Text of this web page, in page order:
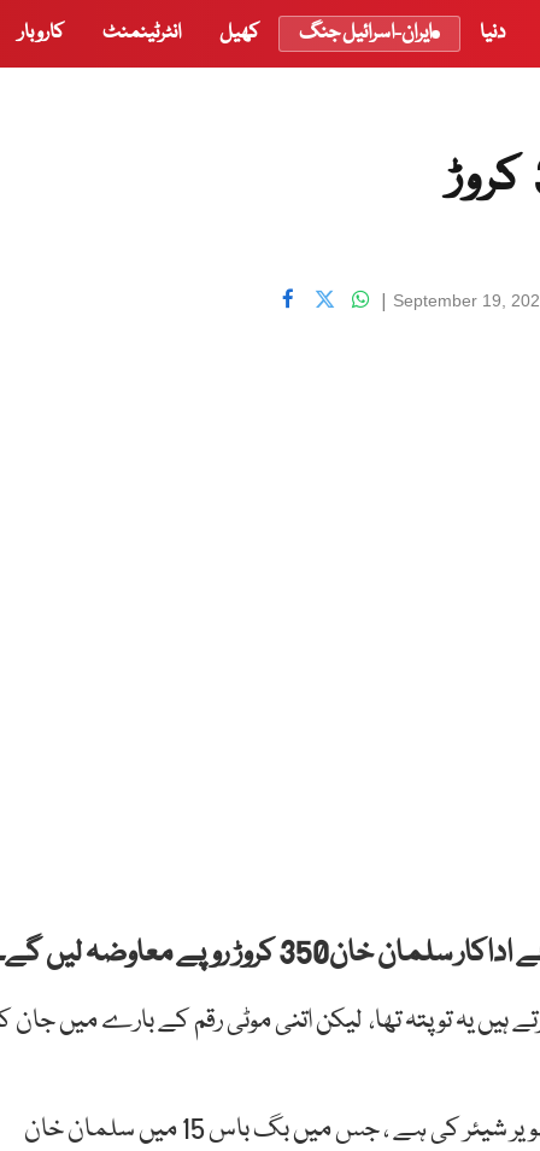
دنیا ایران-اسرائیل جنگ کھیل انٹرٹینمنٹ کاروبار
September 19,
|
یہ تو پتہ تھا، لیکن اتنی موٹی رقم کے بارے میں جان
مشہورفوٹوگرافر ویرل بھیانی نے اپنے انسٹاگرام پر ایک تصویر شیئر کی ہے ، جس میں بگ باس 15 میں سلمان خان